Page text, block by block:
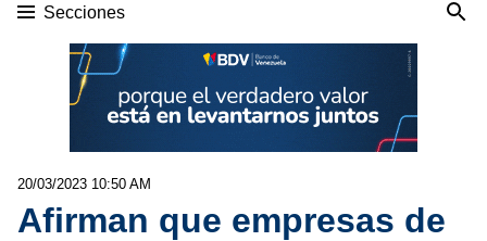
Secciones
20/03/2023 10:50 AM
Afirman que empresas de